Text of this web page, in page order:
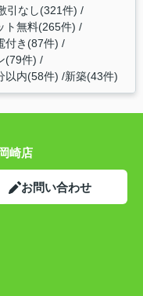
引なし(321件)
ト無料(265件)
付き(87件)
(79件)
以内(58件) 新築(43件)
崎店
お問い合わせ